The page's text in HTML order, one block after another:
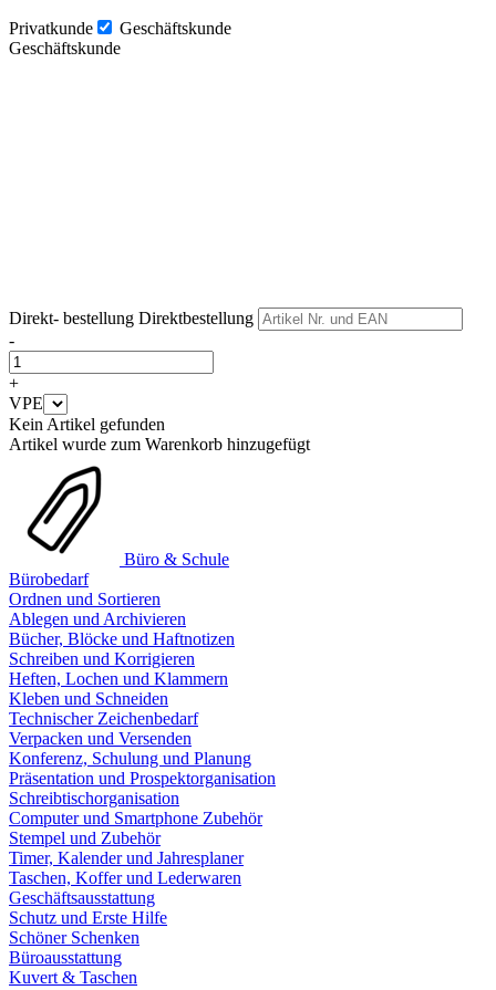
Privatkunde
Geschäftskunde
Geschäftskunde
Direkt- bestellung Direktbestellung
-
+
VPE
Kein Artikel gefunden
Artikel wurde zum Warenkorb hinzugefügt
Büro & Schule
Bürobedarf
Ordnen und Sortieren
Ablegen und Archivieren
Bücher, Blöcke und Haftnotizen
Schreiben und Korrigieren
Heften, Lochen und Klammern
Kleben und Schneiden
Technischer Zeichenbedarf
Verpacken und Versenden
Konferenz, Schulung und Planung
Präsentation und Prospektorganisation
Schreibtischorganisation
Computer und Smartphone Zubehör
Stempel und Zubehör
Timer, Kalender und Jahresplaner
Taschen, Koffer und Lederwaren
Geschäftsausstattung
Schutz und Erste Hilfe
Schöner Schenken
Büroausstattung
Kuvert & Taschen